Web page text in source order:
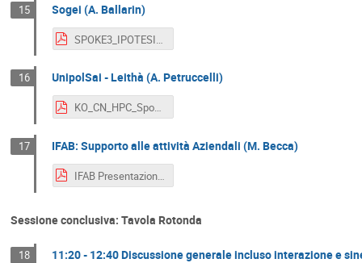
15 Sogei (A. Ballarin)
SPOKE3_IPOTESI_PRG.pdf
16 UnipolSai - Leithà (A. Petruccelli)
KO_CN_HPC_Spoke_3_Unipolsai_Leitha.pdf
17 IFAB: Supporto alle attività Aziendali (M. Becca)
IFAB Presentazione ITA per SPOKE 3.pdf
Sessione conclusiva: Tavola Rotonda
18 11:20 - 12:40 Discussione generale incluso interazione e